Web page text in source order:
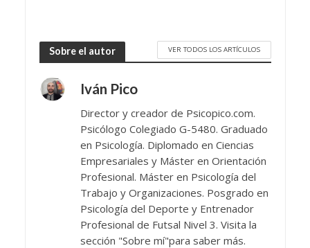
Sobre el autor VER TODOS LOS ARTÍCULOS
Iván Pico
Director y creador de Psicopico.com.
Psicólogo Colegiado G-5480. Graduado
en Psicología. Diplomado en Ciencias
Empresariales y Máster en Orientación
Profesional. Máster en Psicología del
Trabajo y Organizaciones. Posgrado en
Psicología del Deporte y Entrenador
Profesional de Futsal Nivel 3. Visita la
sección "Sobre mí"para saber más.